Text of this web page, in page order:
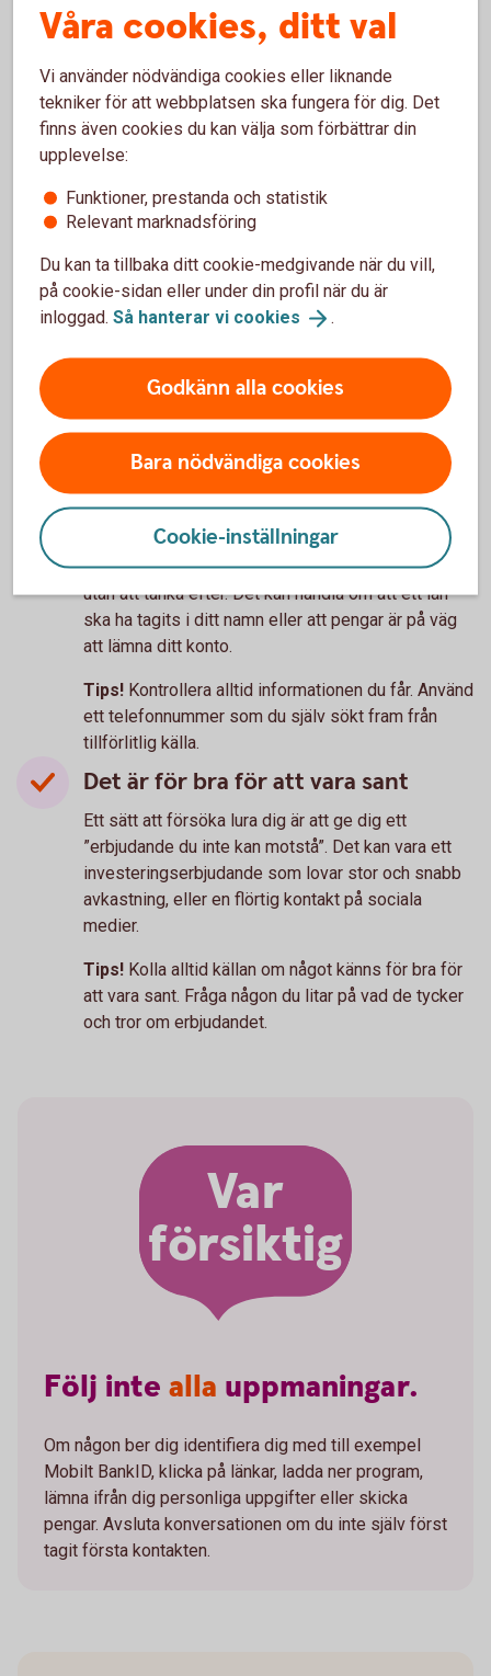
skyddadigmot bedragarna.
3 vanliga varningstecken på
Oväntad kontakt
Oväntade kontakter som ser ut att komma från
välkända företag, myndigheter eller någon du
trovärdighet och övertyga dig.
Tips!Agera aldrig snabbt, ta dig tid, tänk efter och
kontrollera avsändaren.
Det är bråttom
Stress och rädsla är ett sätt att få dig att fatta
ogenomtänkta beslut och göra det bedragaren vill,
utan att tänka efter. Det kan handla om att ett lån
ska ha tagits i ditt namn eller att pengar är på väg
att lämna ditt konto.
Tips! Kontrollera alltid informationen du får. Använd
ett telefonnummer som du själv sökt fram från
tillförlitlig källa.
Det är för bra för att vara sant
Ett sätt att försöka lura dig är att ge dig ett
”erbjudande du inte kan motstå”. Det kan vara ett
investeringserbjudande som lovar stor och snabb
avkastning, eller en flörtig kontakt på sociala
medier.
Tips! Kolla alltid källan om något känns för bra för
att vara sant. Fråga någon du litar på vad de tycker
och tror om erbjudandet.
Var
försiktig
Följ inte alla uppmaningar.
Om någon ber dig identifiera dig med till exempel
Mobilt BankID, klicka på länkar, ladda ner program,
lämna ifrån dig personliga uppgifter eller skicka
pengar. Avsluta konversationen om du inte själv först
tagit första kontakten.
Våra cookies, ditt val
Vi använder nödvändiga cookies eller liknande
tekniker för att webbplatsen ska fungera för dig. Det
finns även cookies du kan välja som förbättrar din
upplevelse:
Funktioner, prestanda och statistik
Relevant marknadsföring
Du kan ta tillbaka ditt cookie-medgivande när du vill,
på cookie-sidan eller under din profil när du är
inloggad. Så hanterar vi cookies .
Godkänn alla cookies
Bara nödvändiga cookies
Cookie-inställningar